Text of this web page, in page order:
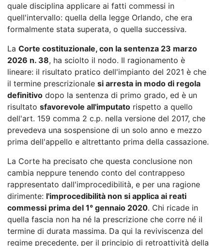
quale disciplina applicare ai fatti commessi in
quell'intervallo: quella della legge Orlando, che era
formalmente stata superata, o quella successiva.
La Corte costituzionale, con la sentenza 23 marzo
2026 n. 38, ha sciolto il nodo. Il ragionamento è
lineare: il risultato pratico dell'impianto del 2021 è che
il termine prescrizionale si arresta in modo di regola
definitivo dopo la sentenza di primo grado, ed è un
risultato sfavorevole all'imputato rispetto a quello
dell'art. 159 comma 2 c.p. nella versione del 2017, che
prevedeva una sospensione di un solo anno e mezzo
prima dell'appello e altrettanto prima della cassazione.
La Corte ha precisato che questa conclusione non
cambia neppure tenendo conto del contrappeso
rappresentato dall'improcedibilità, e per una ragione
dirimente: l'improcedibilità non si applica ai reati
commessi prima del 1° gennaio 2020. Chi ricade in
quella fascia non ha né la prescrizione che corre né il
termine di durata massima. Da qui la reviviscenza del
regime precedente, per il principio di retroattività della